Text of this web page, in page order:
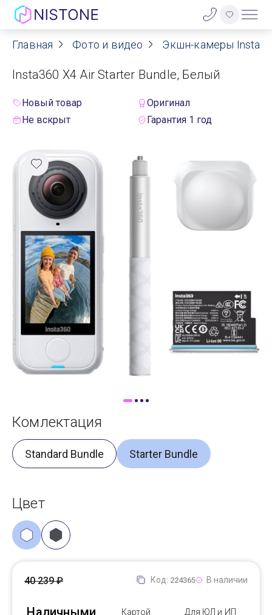
Акции
О нас
Реквизиты
Контакты
Гарантия
Оплата
Доставка
Самовывоз
Trade-In
Главная Фото и видео Экшн-камеры
Insta360 X4 Air Starter Bundle, Белый
Новый товар
Оригинал
Не вскрыт
Гарантия 1 год
Комлектация
Standard Bundle Starter Bundle
Цвет
Код: 224365 В наличии
Наличными Картой Для ЮЛ и ИП
40 239 ₽